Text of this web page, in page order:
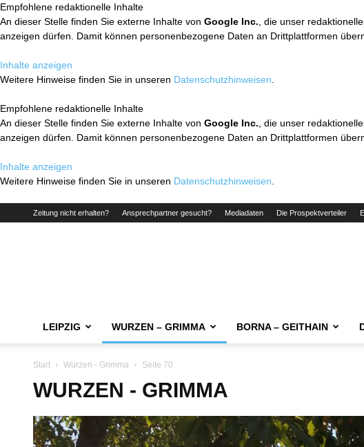
Empfohlene redaktionelle Inhalte
An dieser Stelle finden Sie externe Inhalte von Google Inc. , die unser
anzeigen dürfen. Damit können personenbezogene Daten an Drittplattformen
Inhalte anzeigen
Weitere Hinweise finden Sie in unseren Datenschutzhinweisen
Empfohlene redaktionelle Inhalte
An dieser Stelle finden Sie externe Inhalte von Google Inc. , die unser
anzeigen dürfen. Damit können personenbezogene Daten an Drittplattformen
Inhalte anzeigen
Weitere Hinweise finden Sie in unseren Datenschutzhinweisen
Zeitung nicht erhalten? Ansprechpartner gesucht? Mediadaten Die Prospektverteiler
LEIPZIG WURZEN – GRIMMA BORNA – GEITHAIN
Start Wurzen - Grimma Seite 70
WURZEN - GRIMMA